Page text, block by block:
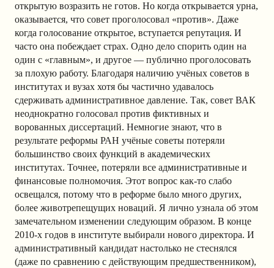
открытую возразить не готов. Но когда открывается урна,
оказывается, что совет проголосовал «против». Даже
когда голосование открытое, вступается репутация. И
часто она побеждает страх. Одно дело спорить один на
один с «главным», и другое — публично проголосовать
за плохую работу. Благодаря наличию учёных советов в
институтах и вузах хотя бы частично удавалось
сдерживать административное давление. Так, совет ВАК
неоднократно голосовал против фиктивных и
ворованных диссертаций. Немногие знают, что в
результате реформы РАН учёные советы потеряли
большинство своих функций в академических
институтах. Точнее, потеряли все административные и
финансовые полномочия. Этот вопрос как-то слабо
освещался, потому что в реформе было много других,
более животрепещущих новаций. Я лично узнала об этом
замечательном изменении следующим образом. В конце
2010-х годов в институте выбирали нового директора. И
административный кандидат настолько не стеснялся
(даже по сравнению с действующим предшественником),